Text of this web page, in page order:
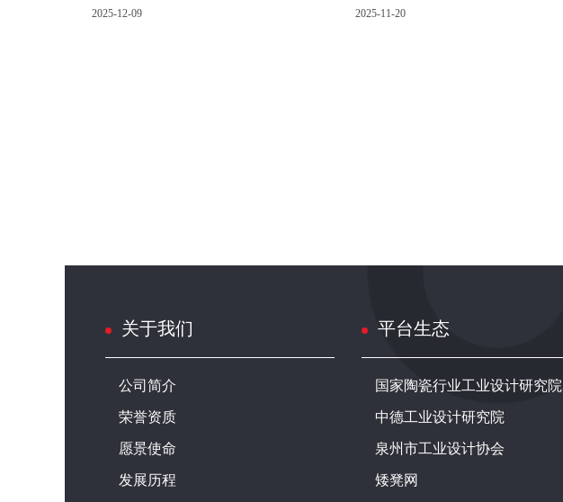
2025-12-09 2025-11-20
关于我们
公司简介
荣誉资质
愿景使命
发展历程
平台生态
国家陶瓷行业工业设计研究院
中德工业设计研究院
泉州市工业设计协会
矮凳网